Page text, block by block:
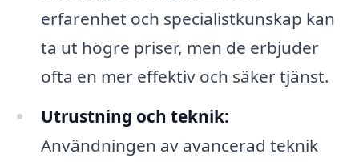
erfarenhet och specialistkunskap kan
ta ut högre priser, men de erbjuder
ofta en mer effektiv och säker tjänst.
Utrustning och teknik:
Användningen av avancerad teknik